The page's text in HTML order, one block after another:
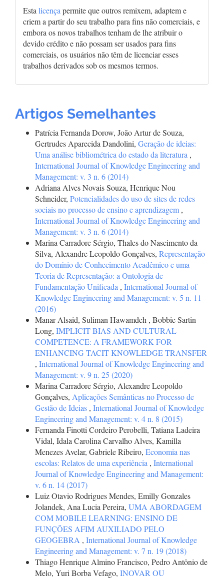
Estalicençapermite que outros remixem, adaptem e
criem a partir do seu trabalho para fins não comerciais, e
embora os novos trabalhos tenham de lhe atribuir o
devido crédito e não possam ser usados para fins
comerciais, os usuários não têm de licenciar esses
trabalhos derivados sob os mesmos termos.
Artigos Semelhantes
Patrícia Fernanda Dorow, João Artur de Souza,
Gertrudes Aparecida Dandolini, Geração de ideias:
Uma análise bibliométrica do estado da literatura ,
International Journal of Knowledge Engineering and
Management: v. 3 n. 6 (2014)
Adriana Alves Novais Souza, Henrique Nou
Schneider, Potencialidades do uso de sites de redes
sociais no processo de ensino e aprendizagem ,
International Journal of Knowledge Engineering and
Management: v. 3 n. 6 (2014)
Marina Carradore Sérgio, Thales do Nascimento da
Silva, Alexandre Leopoldo Gonçalves, Representação
do Domínio de Conhecimento Acadêmico e uma
Teoria de Representação: a Ontologia de
Fundamentação Unificada , International Journal of
Knowledge Engineering and Management: v. 5 n. 11
(2016)
Manar Alsaid, Suliman Hawamdeh , Bobbie Sartin
Long, IMPLICIT BIAS AND CULTURAL
COMPETENCE: A FRAMEWORK FOR
ENHANCING TACIT KNOWLEDGE TRANSFER
, International Journal of Knowledge Engineering and
Management: v. 9 n. 25 (2020)
Marina Carradore Sérgio, Alexandre Leopoldo
Gonçalves, Aplicações Semânticas no Processo de
Gestão de Ideias , International Journal of Knowledge
Engineering and Management: v. 4 n. 8 (2015)
Fernanda Finotti Cordeiro Perobelli, Tatiana Ladeira
Vidal, Idala Carolina Carvalho Alves, Kamilla
Menezes Avelar, Gabriele Ribeiro, Economia nas
escolas: Relatos de uma experiência , International
Journal of Knowledge Engineering and Management:
v. 6 n. 14 (2017)
Luiz Otavio Rodrigues Mendes, Emilly Gonzales
Jolandek, Ana Lucia Pereira, UMA ABORDAGEM
COM MOBILE LEARNING: ENSINO DE
FUNÇÕES AFIM AUXILIADO PELO
GEOGEBRA , International Journal of Knowledge
Engineering and Management: v. 7 n. 19 (2018)
Thiago Henrique Almino Francisco, Pedro Antônio de
Melo, Yuri Borba Vefago, INOVAR OU